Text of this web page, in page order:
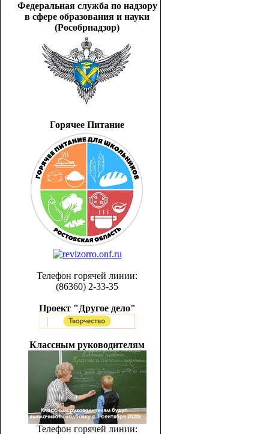
Федеральная служба по надзору
в сфере образования и науки
(Рособрнадзор)
Горячее Питание
Телефон горячей линии:
(86360) 2-33-35
Проект "Другое дело"
Классным руководителям
Телефон горячей линии: